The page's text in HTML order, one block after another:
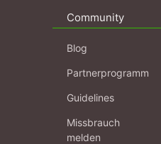
Community
Blog
Partnerprogramm
Guidelines
Missbrauch
melden